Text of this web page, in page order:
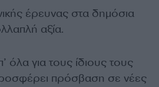
έρευνας στα δημόσια
αξία.
όλα για τους ίδιους τους
πρόσβαση σε νέες